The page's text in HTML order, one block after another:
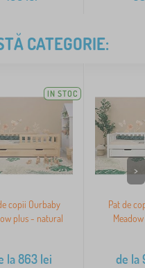
CATEGORIE:
IN STOC
copii Ourbaby
plus - natural
la863lei
Pat de
de la
>